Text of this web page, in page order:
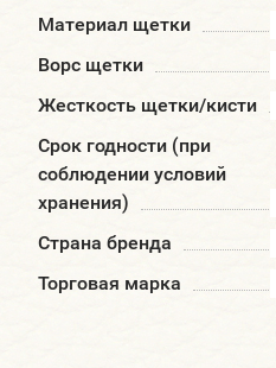
Материал щетки
Ворс щетки
Жесткость щетки/кисти
Срок годности (при
соблюдении условий
хранения)
Страна бренда
Торговая марка